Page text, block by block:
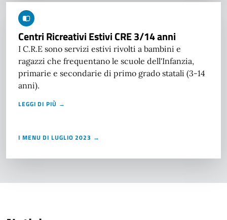
Centri Ricreativi Estivi CRE 3/14 anni
I C.R.E sono servizi estivi rivolti a bambini e
ragazzi che frequentano le scuole dell'Infanzia,
primarie e secondarie di primo grado statali (3-14
anni).
LEGGI DI PIÙ →
I MENU DI LUGLIO 2023 →